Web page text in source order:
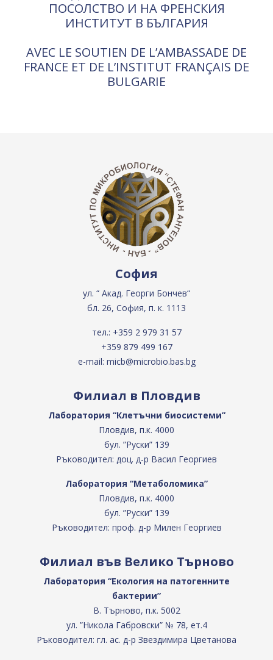
ПОСОЛСТВО И НА ФРЕНСКИЯ
ИНСТИТУТ В БЪЛГАРИЯ
AVEC LE SOUTIEN DE L’AMBASSADE DE
FRANCE ET DE L’INSTITUT FRANÇAIS DE
BULGARIE
София
ул. “ Акад. Георги Бончев“
бл. 26, София, п. к. 1113
тел.: +359 2 979 31 57
+359 879 499 167
e-mail: micb@microbio.bas.bg
Филиал в Пловдив
Лаборатория “Клетъчни биосистеми”
Пловдив, п.к. 4000
бул. ”Руски” 139
Ръководител: доц. д-р Васил Георгиев
Лаборатория “Метаболомика”
Пловдив, п.к. 4000
бул. ”Руски” 139
Ръководител: проф. д-р Милен Георгиев
Филиал във Велико Търново
Лаборатория “Екология на патогенните
бактерии”
В. Търново, п.к. 5002
ул. ”Никола Габровски” № 78, ет.4
Ръководител: гл. ас. д-р Звездимира Цветанова